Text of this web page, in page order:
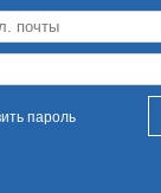
пароль